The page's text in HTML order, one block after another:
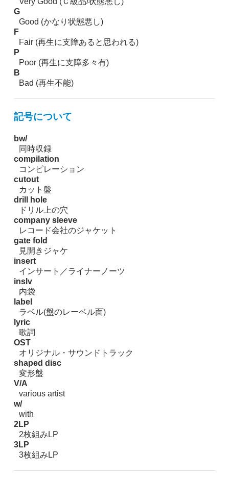
G
Good (かなり状態悪し)
F
Fair (再生に支障あると思われる)
P
Poor (再生に支障多々有)
B
Bad (再生不能)
記号について
bw/
同時収録
compilation
コンピレーション
cutout
カット盤
drill hole
ドリル上の穴
company sleeve
レコード会社のジャケット
gate fold
見開きジャケ
insert
インサート／ライナーノーツ
inslv
内袋
label
ラベル(盤のレーベル面)
lyric
歌詞
OST
オリジナル・サウンドトラック
shaped disc
変形盤
V/A
various artist
w/
with
2LP
2枚組みLP
3LP
3枚組みLP